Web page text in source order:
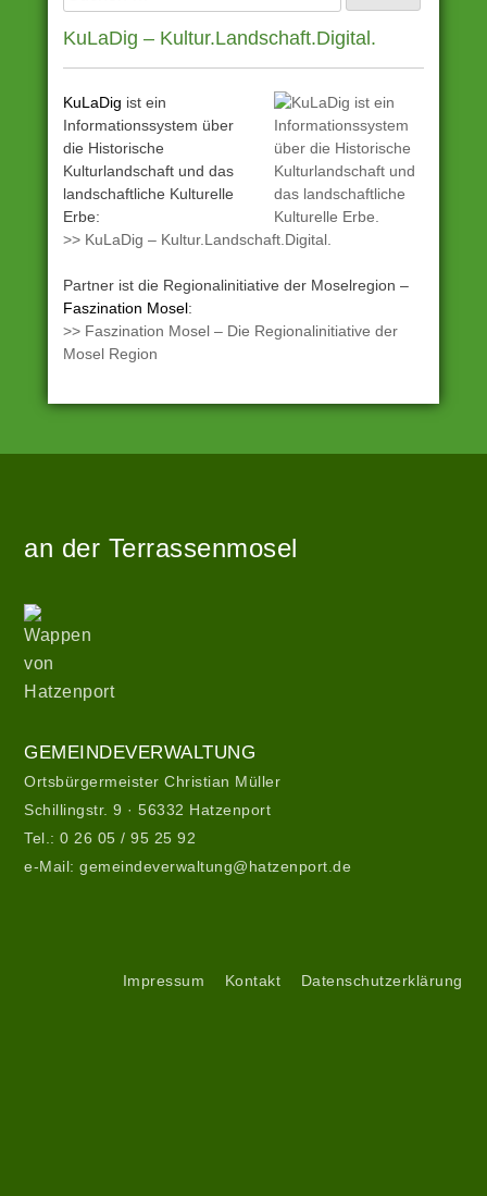
nach:
KuLaDig – Kultur.Landschaft.Digital.
KuLaDig ist ein
Informationssystem über
die Historische
Kulturlandschaft und das
landschaftliche Kulturelle
Erbe:
>> KuLaDig – Kultur.Landschaft.Digital.
Partner ist die Regionalinitiative der Moselregion –
Faszination Mosel:
>> Faszination Mosel – Die Regionalinitiative der
Mosel Region
|
von
Stefan
Barth
an der Terrassenmosel
Wappen
von
Gemeindeverwaltung
GEMEINDEVERWALTUNG
Ortsbürgermeister Christian Müller
Schillingstr. 9 · 56332 Hatzenport
Tel.:0 26 05 / 95 25 92
e-Mail:gemeindeverwaltung@hatzenport.de
Impressum Kontakt Datenschutzerklärung